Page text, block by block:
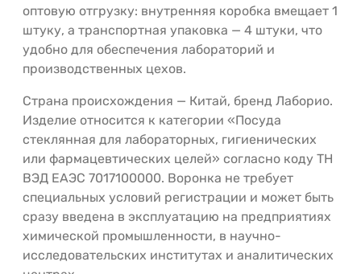
оптовую отгрузку: внутренняя коробка вмещает 1
штуку, а транспортная упаковка — 4 штуки, что
удобно для обеспечения лабораторий и
производственных цехов.
Страна происхождения — Китай, бренд Лаборио.
Изделие относится к категории «Посуда
стеклянная для лабораторных, гигиенических
или фармацевтических целей» согласно коду ТН
ВЭД ЕАЭС 7017100000. Воронка не требует
специальных условий регистрации и может быть
сразу введена в эксплуатацию на предприятиях
химической промышленности, в научно-
исследовательских институтах и аналитических